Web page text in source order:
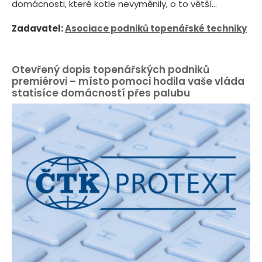
domácnosti, které kotle nevyměnily, o to větší...
Zadavatel:Asociace podniků topenářské techniky
Otevřený dopis topenářských podniků
premiérovi – místo pomoci hodila vaše vláda
statisíce domácností přes palubu